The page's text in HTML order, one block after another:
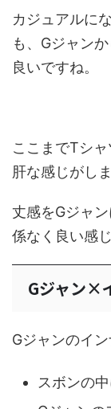
カジュアルに
も、Gジャン
良いですね。
ここまでTシ
肝な感じがしま
丈感をGジャ
係なく良い感
Gジャン×
Gジャンのイ
スボンの